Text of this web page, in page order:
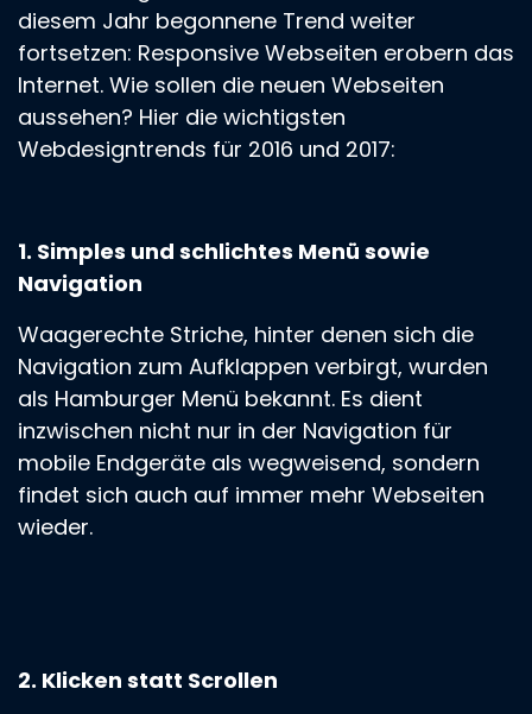
diesem Jahr begonnene Trend weiter
fortsetzen: Responsive Webseiten erobern das
Internet. Wie sollen die neuen Webseiten
aussehen? Hier die wichtigsten
Webdesigntrends für 2016 und 2017:
1. Simples und schlichtes Menü sowie
Navigation
Waagerechte Striche, hinter denen sich die
Navigation zum Aufklappen verbirgt, wurden
als Hamburger Menü bekannt. Es dient
inzwischen nicht nur in der Navigation für
mobile Endgeräte als wegweisend, sondern
findet sich auch auf immer mehr Webseiten
wieder.
2. Klicken statt Scrollen